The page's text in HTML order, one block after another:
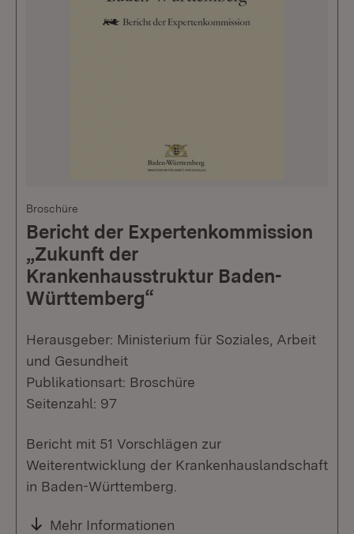
Broschüre
Bericht der Expertenkommission
„Zukunft der
Krankenhausstruktur Baden-
Württemberg“
Herausgeber: Ministerium für Soziales, Arbeit
und Gesundheit
Publikationsart: Broschüre
Seitenzahl: 97
Bericht mit 51 Vorschlägen zur
Weiterentwicklung der Krankenhauslandschaft
in Baden-Württemberg.
Mehr Informationen